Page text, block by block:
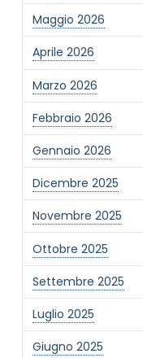
Maggio 2026
Aprile 2026
Marzo 2026
Febbraio 2026
Gennaio 2026
Dicembre 2025
Novembre 2025
Ottobre 2025
Settembre 2025
Luglio 2025
Giugno 2025